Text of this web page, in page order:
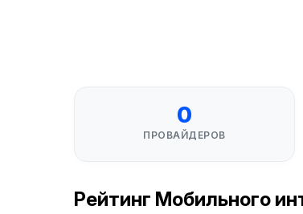
0
ПРОВАЙДЕРОВ
Рейтинг Мобильного